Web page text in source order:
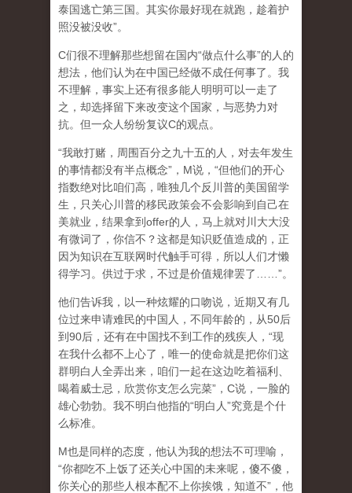
泰国逃亡第三国。其实你最好现在就跑，趁着护
照没被没收”。
C们很不理解那些想留在国内“做点什么事”的人的
想法，他们认为在中国已经做不成任何事了。我
不理解，事实上还有很多能人明明可以一走了
之，却选择留下来改变这个国家，与恶势力对
抗。但一众人纷纷复议C的观点。
“我敢打赌，周围百分之九十五的人，对去年发生
的事情都没有半点概念”，M说，“但他们的开心
指数绝对比咱们高，唯独几个反川普的美国留学
生，只关心川普的移民政策会不会影响到自己在
美就业，结果拿到offer的人，马上就对川大大没
有微词了，你信不？这都是知识贬值造成的，正
因为知识在互联网时代触手可得，所以人们才懒
得学习。供过于求，不过是价值规律罢了……”。
他们告诉我，以一种炫耀的口吻说，近期又有几
位过来申请难民的中国人，不同年龄的，从50后
到90后，还有在中国找不到工作的残疾人，“现
在我什么都不上心了，唯一的使命就是把你们这
群明白人全弄出来，咱们一起在这边吃着福利、
喝着威士忌，欣赏你支怎么完菜”，C说，一脸的
雄心勃勃。我不明白他指的“明白人”究竟是个什
么标准。
M也是同样的态度，他认为我的想法不可理喻，
“你都吃不上饭了还关心中国的未来呢，傻不傻，
你关心的那些人根本配不上你挨饿，知道不”，他